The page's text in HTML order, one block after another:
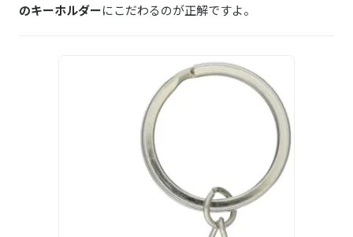
のキーホルダーにこだわるのが正解ですよ。